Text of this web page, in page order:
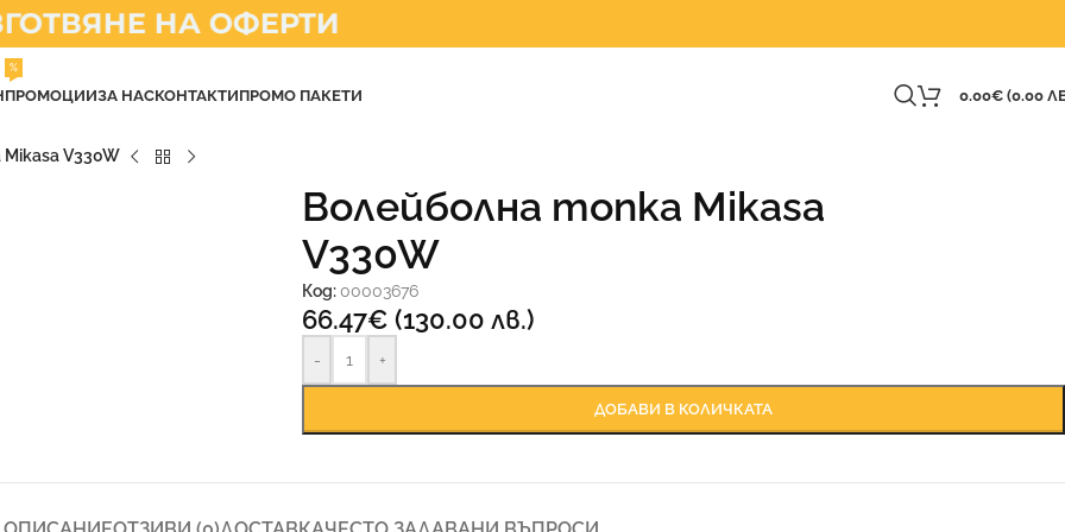
НА ОФЕРТИ
ПРОМОЦИИ
%
ЗА НАСКОНТАКТИПРОМО ПАКЕТИ 0.00€ (0.00
V330W
Волейболна топка Mikasa
V330W
Код: 00003676
66.47€ (130.00 лв.)
- +
ДОБАВИ В КОЛИЧКАТА